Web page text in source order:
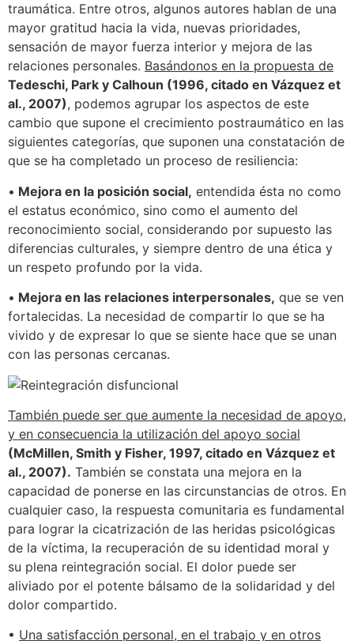
traumática. Entre otros, algunos autores hablan de una
mayor gratitud hacia la vida, nuevas prioridades,
sensación de mayor fuerza interior y mejora de las
relaciones personales. Basándonos en la propuesta de
Tedeschi, Park y Calhoun (1996, citado en Vázquez et
al., 2007), podemos agrupar los aspectos de este
cambio que supone el crecimiento postraumático en las
siguientes categorías, que suponen una constatación de
que se ha completado un proceso de resiliencia:
• Mejora en la posición social, entendida ésta no como
el estatus económico, sino como el aumento del
reconocimiento social, considerando por supuesto las
diferencias culturales, y siempre dentro de una ética y
un respeto profundo por la vida.
• Mejora en las relaciones interpersonales, que se ven
fortalecidas. La necesidad de compartir lo que se ha
vivido y de expresar lo que se siente hace que se unan
con las personas cercanas.
También puede ser que aumente la necesidad de apoyo,
y en consecuencia la utilización del apoyo social
(McMillen, Smith y Fisher, 1997, citado en Vázquez et
al., 2007). También se constata una mejora en la
capacidad de ponerse en las circunstancias de otros. En
cualquier caso, la respuesta comunitaria es fundamental
para lograr la cicatrización de las heridas psicológicas
de la víctima, la recuperación de su identidad moral y
su plena reintegración social. El dolor puede ser
aliviado por el potente bálsamo de la solidaridad y del
dolor compartido.
• Una satisfacción personal, en el trabajo y en otros